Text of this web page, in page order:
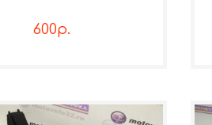
600р.